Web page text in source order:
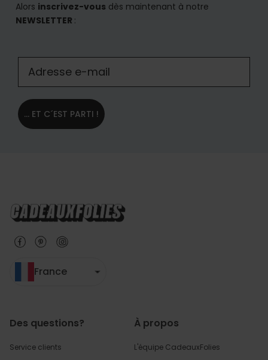
Alors inscrivez-vous dès maintenant à notre
NEWSLETTER :
... ET C´EST PARTI !
France
Des questions?
Service clients
À propos
L'équipe CadeauxFolies